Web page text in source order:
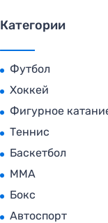
Категории
Футбол
Хоккей
Фигурное
Теннис
Баскетбол
MMA
Бокс
Автоспорт